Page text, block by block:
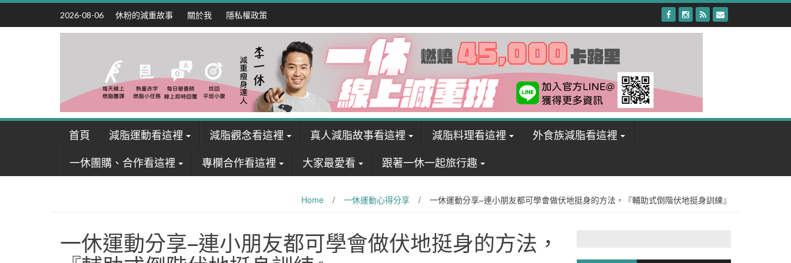
Skip
content
2026-08-06 休粉的減重故事 關於我 隱私權政策
首頁 減脂運動看這裡 減脂觀念看這裡 真人減脂故事看這裡 減脂料理看這裡
外食族減脂看這裡
一休團購、合作看這裡
專欄合作看這裡 大家最愛看 跟著一休一起旅行趣
Home / 一休運動心得分享 / 一休運動分享–連小朋友都可學會做伏地挺身的方法，『輔助式倒階伏地挺身訓練』
一休運動分享–連小朋友都可學會做伏地挺身的方法，